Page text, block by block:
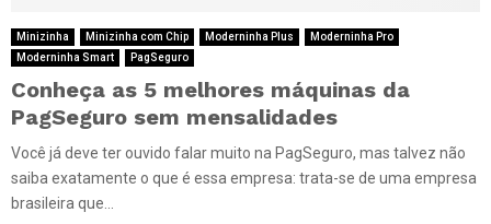
Minizinha Minizinha com Chip Moderninha Plus
Moderninha Pro
Moderninha Smart
PagSeguro
Conheça as 5 melhores máquinas da
PagSeguro sem mensalidades
Você já deve ter ouvido falar muito na PagSeguro, mas talvez não
saiba exatamente o que é essa empresa: trata-se de uma empresa
brasileira que...